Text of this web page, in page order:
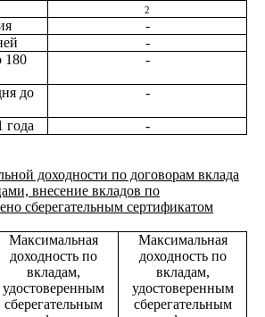
2
-
-
180
-
до
-
года -
доходности по договорам вклада
внесение вкладов по
сберегательным сертификатом
Максимальная
доходность по
вкладам,
удостоверенным
сберегательным
Максимальная
доходность по
вкладам,
удостоверенным
сберегательным